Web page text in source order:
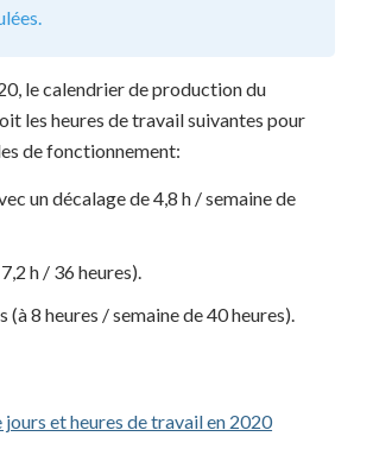
le calendrier de production du
les heures de travail suivantes pour
de fonctionnement:
un décalage de 4,8 h / semaine de
h / 36 heures).
(à 8 heures / semaine de 40 heures).
et heures de travail en 2020